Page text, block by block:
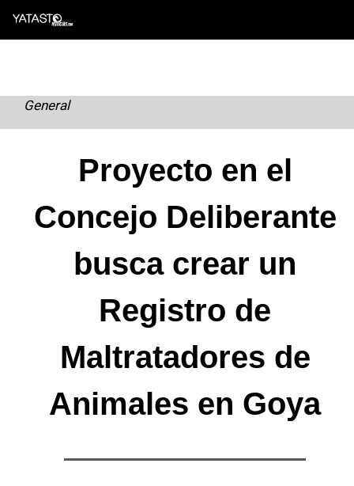
Skip
General
Proyecto en el
Concejo Deliberante
busca crear un
Registro de
Maltratadores de
Animales en Goya